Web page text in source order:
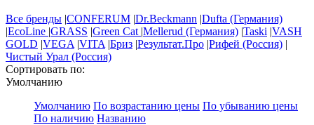
Все бренды |CONFERUM |Dr.Beckmann |Dufta (Германия)
|EcoLine |GRASS |Green Cat |Mellerud (Германия) |Taski |VASH
GOLD |VEGA |VITA |Бриз |Результат.Про |Рифей (Россия) |
Чистый Урал (Россия)
Сортировать по:
Умолчанию
Умолчанию По возрастанию цены По убыванию цены
По наличию Названию